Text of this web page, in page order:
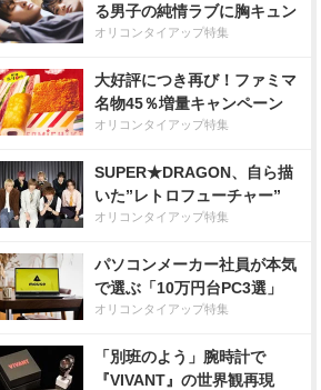
る男子の純情ラブに胸キュン
オリコンタイアップ特集
大好評につき再び！ファミマ
名物45％増量キャンペーン
オリコンタイアップ特集
SUPER★DRAGON、自ら描
いた”レトロフューチャー”
オリコンタイアップ特集
パソコンメーカー社員が本気
で選ぶ「10万円台PC3選」
オリコンタイアップ特集
「別班のよう」腕時計で
『VIVANT』の世界観再現